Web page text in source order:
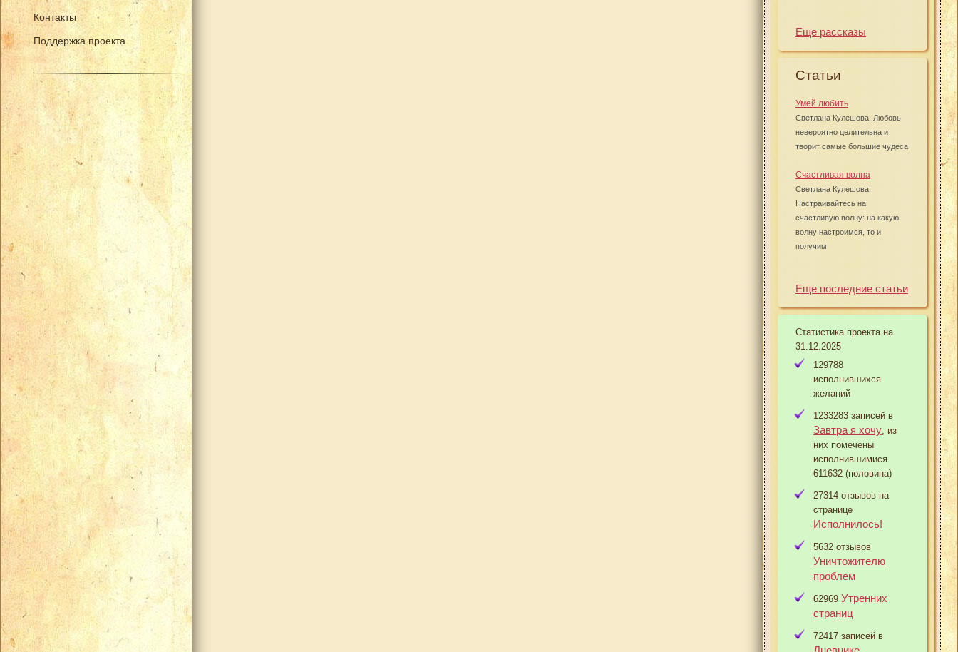
Контакты
Поддержка проекта
Еще рассказы
Статьи
Умей любить
Светлана Кулешова: Любовь
невероятно целительна и
творит самые большие чудеса
Счастливая волна
Светлана Кулешова:
Настраивайтесь на
счастливую волну: на какую
волну настроимся, то и
получим
Еще последние статьи
Статистика проекта на
31.12.2025
129788
исполнившихся
желаний
1233283 записей в
Завтра я хочу , из
них помечены
исполнившимися
611632 (половина)
27314 отзывов на
странице
Исполнилось!
5632 отзывов
Уничтожителю
проблем
62969 Утренних
страниц
72417 записей в